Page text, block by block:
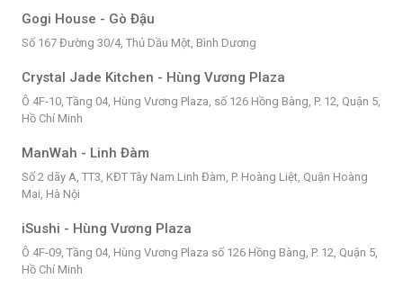
Gogi House - Gò Đậu
Số 167 Đường 30/4, Thủ Dầu Một, Bình Dương
Crystal Jade Kitchen - Hùng Vương Plaza
Ô 4F-10, Tầng 04, Hùng Vương Plaza, số 126 Hồng Bàng, P. 12, Quận 5,
Hồ Chí Minh
ManWah - Linh Đàm
Số 2 dãy A, TT3, KĐT Tây Nam Linh Đàm, P. Hoàng Liệt, Quận Hoàng
Mai, Hà Nội
iSushi - Hùng Vương Plaza
Ô 4F-09, Tầng 04, Hùng Vương Plaza số 126 Hồng Bàng, P. 12, Quận 5,
Hồ Chí Minh